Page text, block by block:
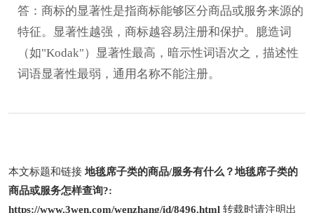
答：商标的显著性是指商标能够区分商品或服务来源的
特征。显著性越强，商标越容易注册和保护。臆造词
（如"Kodak"）显著性最高，暗示性词语次之，描述性
词语显著性最弱，通用名称不能注册。
本文标题和链接 地毯席子类的商品/服务有什么？地毯席子类的
商品或服务怎样查询?:
https://www.3wen.com/wenzhang/id/8496.html 转载时请注明出